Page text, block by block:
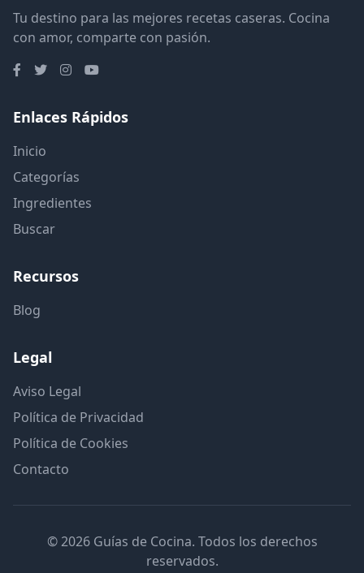
Tu destino para las mejores recetas caseras. Cocina
con amor, comparte con pasión.
Enlaces Rápidos
Inicio
Categorías
Ingredientes
Buscar
Recursos
Blog
Legal
Aviso Legal
Política de Privacidad
Política de Cookies
Contacto
© 2026 Guías de Cocina. Todos los derechos
reservados.